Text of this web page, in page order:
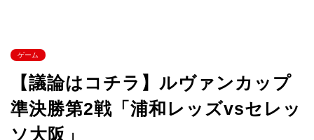
ゲーム
【議論はコチラ】ルヴァンカップ
準決勝第2戦「浦和レッズvsセレッ
ソ大阪」